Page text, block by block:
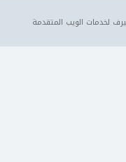
لخدمات الويب المتقدمة